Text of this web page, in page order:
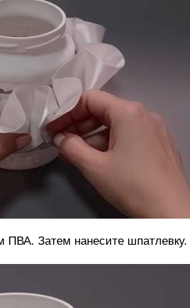
ПВА. Затем нанесите шпатлевку.